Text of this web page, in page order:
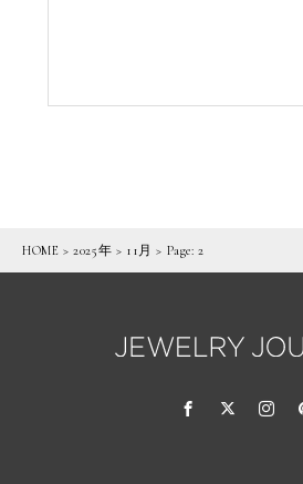
HOME >2025年 > 11月 > Page: 2